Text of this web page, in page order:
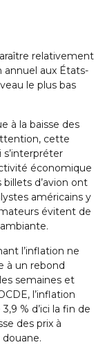
relativement
annuel aux États-
le plus bas
à la baisse des
cette
économique
d’avion ont
américains y
évitent de
l’inflation ne
à un rebond
semaines et
l’inflation
% d’ici la fin de
des prix à